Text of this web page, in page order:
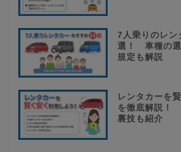
7人乗りのレン
選！ 車種の選
規定も解説
レンタカーを
を徹底解説！
裏技も紹介